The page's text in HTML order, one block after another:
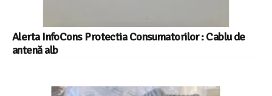
Alerta InfoCons Protectia Consumatorilor : Cablu de
antenă alb